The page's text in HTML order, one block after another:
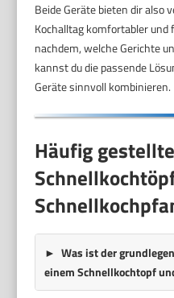
Beide Geräte bieten dir also
Kochalltag komfortabler und
nachdem, welche Gerichte
kannst du die passende
Geräte sinnvoll kombinieren.
Häufig
Was ist der
einem Schnellkochtopf